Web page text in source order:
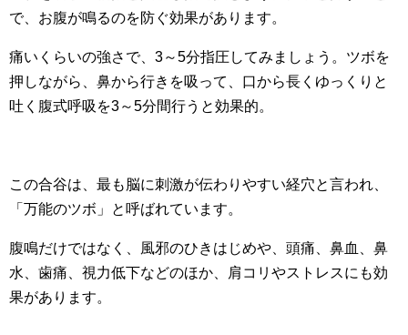
で、お腹が鳴るのを防ぐ効果があります。
痛いくらいの強さで、3～5分指圧してみましょう。ツボを
押しながら、鼻から行きを吸って、口から長くゆっくりと
吐く腹式呼吸を3～5分間行うと効果的。
この合谷は、最も脳に刺激が伝わりやすい経穴と言われ、
「万能のツボ」と呼ばれています。
腹鳴だけではなく、風邪のひきはじめや、頭痛、鼻血、鼻
水、歯痛、視力低下などのほか、肩コリやストレスにも効
果があります。